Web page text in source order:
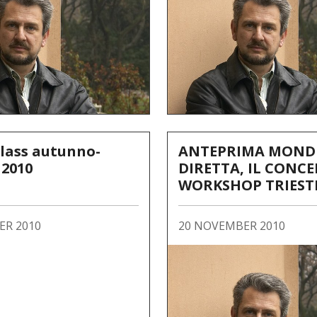
autunno-
2010
ANTEPRIMA
DIRETTA, IL
WORKSHOP
PARIGI
20 NOVEMBER 2010